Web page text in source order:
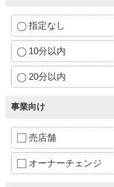
指定なし
10分以内
20分以内
事業向け
売店舗
オーナーチェンジ